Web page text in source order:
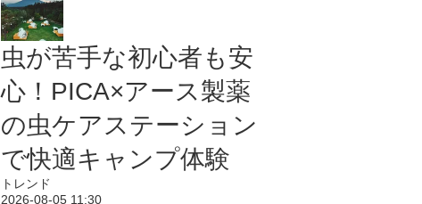
虫が苦手な初心者も安
心！PICA×アース製薬
の虫ケアステーション
で快適キャンプ体験
トレンド
2026-08-05 11:30